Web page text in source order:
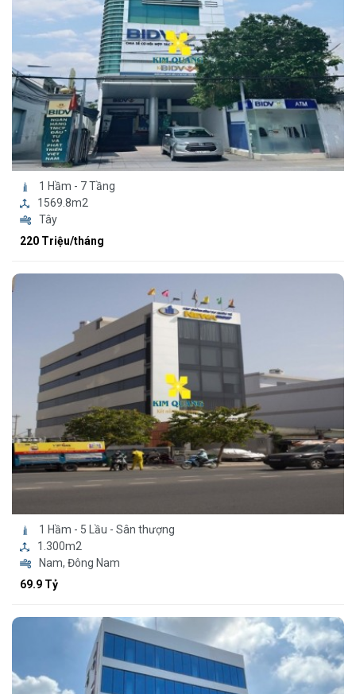
1 Hầm - 7 Tầng
1569.8m2
Tây
220 Triệu/tháng
1 Hầm - 5 Lầu - Sân thượng
1.300m2
Nam, Đông Nam
69.9 Tỷ